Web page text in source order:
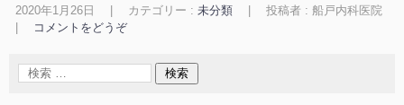
2020年1月26日 カテゴリー : 未分類
投稿者 : 船戸内科医院
コメントをどうぞ